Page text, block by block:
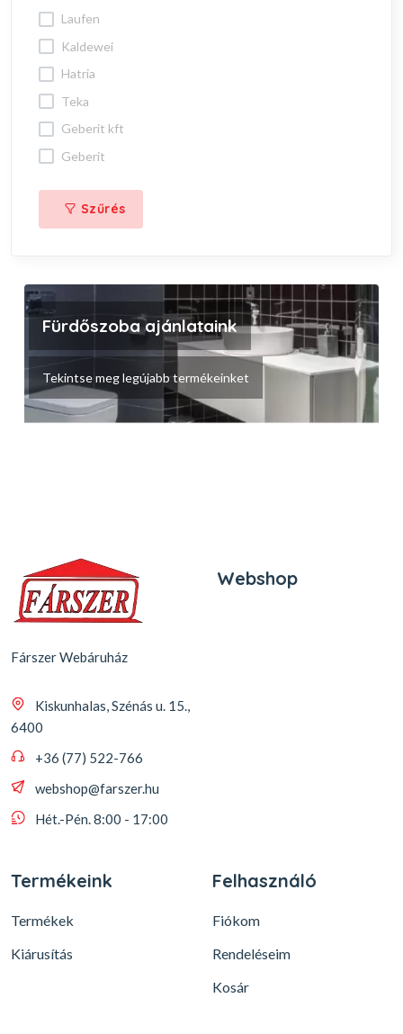
laufen
kaldewei
hatria
teka
geberit kft
geberit
Szűrés
Fürdőszoba ajánlataink
Tekintse meg legújabb termékeinket
Fárszer Webáruház
Kiskunhalas, Szénás u. 15.,
6400
+36 (77) 522-766
webshop@farszer.hu
Hét.-Pén. 8:00 - 17:00
Webshop
Termékeink
Termékek
Kiárusítás
Felhasználó
Fiókom
Rendeléseim
Kosár